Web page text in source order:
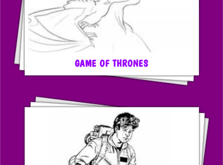
GAME OF THRONES